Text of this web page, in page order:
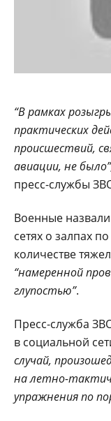
“В рамках
практических
происшествий,
авиации, не
пресс-службы
Военные
сетях о залпах
количестве
“намеренной
глупостью”.
Пресс-служба
в социальной
случай,
на летно-
упражнения по